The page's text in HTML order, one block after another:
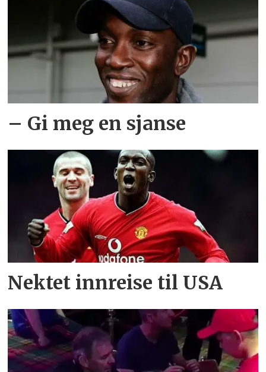
– Gi meg en sjanse
Nektet innreise til USA